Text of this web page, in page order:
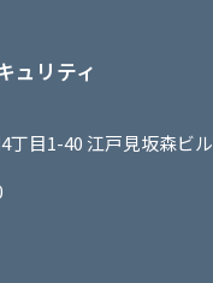
ュリティ
丁目1-40 江戸見坂森ビル